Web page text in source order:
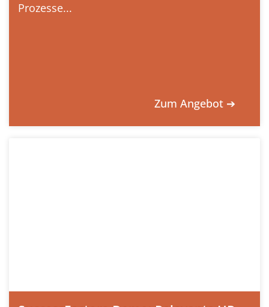
Prozesse...
Zum Angebot ➔